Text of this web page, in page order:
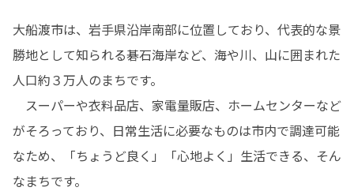
大船渡市は、岩手県沿岸南部に位置しており、代表的な景
勝地として知られる碁石海岸など、海や川、山に囲まれた
人口約３万人のまちです。
スーパーや衣料品店、家電量販店、ホームセンターなど
がそろっており、日常生活に必要なものは市内で調達可能
なため、「ちょうど良く」「心地よく」生活できる、そん
なまちです。